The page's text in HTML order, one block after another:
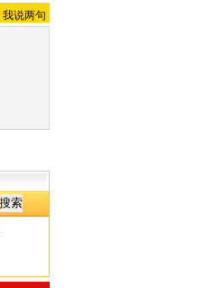
我说两句